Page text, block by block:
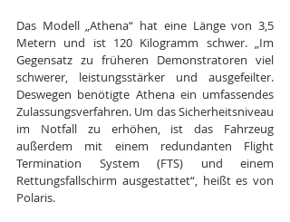
Das Modell „Athena“ hat eine Länge von 3,5
Metern und ist 120 Kilogramm schwer. „Im
Gegensatz zu früheren Demonstratoren viel
schwerer, leistungsstärker und ausgefeilter.
Deswegen benötigte Athena ein umfassendes
Zulassungsverfahren. Um das Sicherheitsniveau
im Notfall zu erhöhen, ist das Fahrzeug
außerdem mit einem redundanten Flight
Termination System (FTS) und einem
Rettungsfallschirm ausgestattet“, heißt es von
Polaris.